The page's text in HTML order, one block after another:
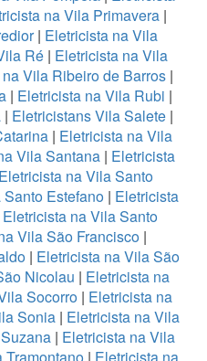
na Vila Primavera|
| Eletricista na Vila
Ré | Eletricista na Vila
Vila Ribeiro de Barros |
| Eletricista na Vila Rubi |
| Eletricistans Vila Salete|
| Eletricista na Vila
Vila Santana | Eletricista
Eletricista na Vila Santo
Estefano | Eletricista
Eletricista na Vila Santo
Vila São Francisco |
| Eletricista na Vila São
Nicolau | Eletricista na
Socorro | Eletricista na
Sonia| Eletricista na Vila
| Eletricista na Vila
Tramontano| Eletricista na